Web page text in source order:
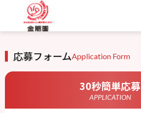
応募フォームApplication Form
30秒簡単応募
APPLICATION